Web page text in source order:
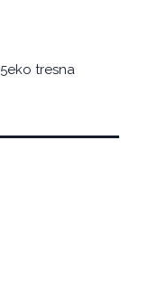
tresna